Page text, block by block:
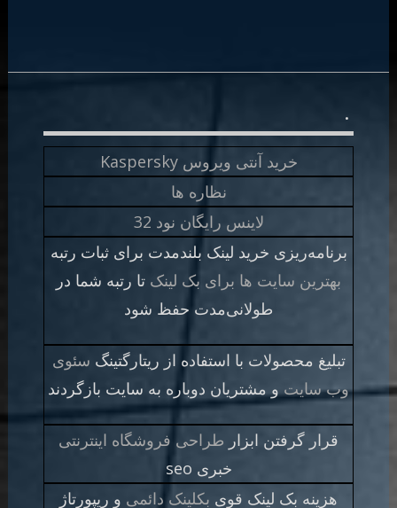
.
خرید آنتی ویروس Kaspersky
نظاره ها
لاینس رایگان نود 32
برنامه‌ریزی خرید لینک بلندمدت برای ثبات رتبه
بهترین سایت ها برای بک لینک تا رتبه شما در
طولانی‌مدت حفظ شود
تبلیغ محصولات با استفاده از ریتارگتینگ سئوی
وب سایت و مشتریان دوباره به سایت بازگردند
قرار گرفتن ابزار طراحی فروشگاه اینترنتی
خبری seo
هزینه بک لینک قوی بکلینک دائمی و ریپورتاژ